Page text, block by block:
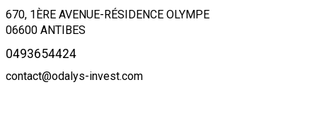
670, 1ÈRE AVENUE-RÉSIDENCE OLYMPE
06600 ANTIBES
0493654424
contact@odalys-invest.com